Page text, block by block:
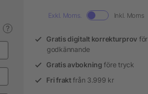
?
Exkl. Moms. Inkl. Moms
Gratis digitalt korrekturprov för
godkännande
Gratis avbokning före tryck
Fri fraktfrån 3.999 kr